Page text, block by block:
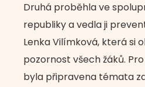
Druhá proběhla ve
republiky a vedla ji
Lenka Vilímková, která si
pozornost všech žáků. Pro
byla připravena témata